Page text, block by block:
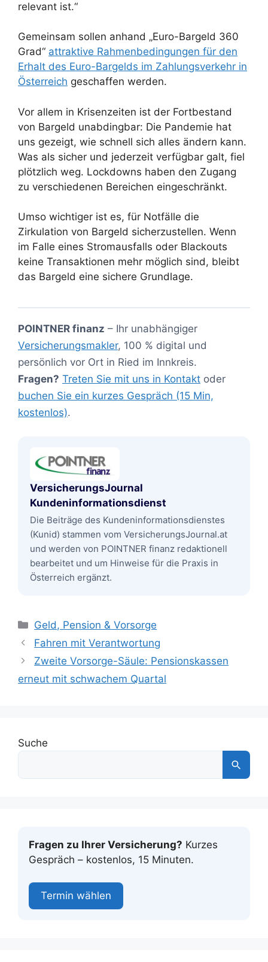
relevant ist.“
Gemeinsam sollen anhand „Euro-Bargeld 360
Grad“ attraktive Rahmenbedingungen für den
Erhalt des Euro-Bargelds im Zahlungsverkehr in
Österreich geschaffen werden.
Vor allem in Krisenzeiten ist der Fortbestand
von Bargeld unabdingbar: Die Pandemie hat
uns gezeigt, wie schnell sich alles ändern kann.
Was als sicher und jederzeit verfügbar galt, fiel
plötzlich weg. Lockdowns haben den Zugang
zu verschiedenen Bereichen eingeschränkt.
Umso wichtiger ist es, für Notfälle die
Zirkulation von Bargeld sicherzustellen. Wenn
im Falle eines Stromausfalls oder Blackouts
keine Transaktionen mehr möglich sind, bleibt
das Bargeld eine sichere Grundlage.
POINTNER finanz – Ihr unabhängiger
Versicherungsmakler, 100 % digital und
persönlich vor Ort in Ried im Innkreis.
Fragen? Treten Sie mit uns in Kontakt oder
buchen Sie ein kurzes Gespräch (15 Min,
kostenlos).
VersicherungsJournal
Kundeninformationsdienst
Die Beiträge des Kundeninformationsdienstes
(Kunid) stammen vom VersicherungsJournal.at
und werden von POINTNER finanz redaktionell
bearbeitet und um Hinweise für die Praxis in
Österreich ergänzt.
Kategorien
Geld, Pension & Vorsorge
Fahren mit Verantwortung
Zweite Vorsorge-Säule: Pensionskassen
erneut mit schwachem Quartal
Suche
Fragen zu Ihrer Versicherung? Kurzes
Gespräch – kostenlos, 15 Minuten.
Termin wählen